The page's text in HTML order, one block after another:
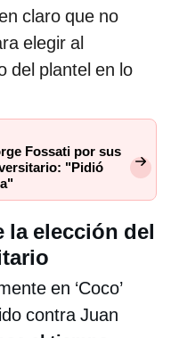
claro que no
elegir al
del plantel en lo
Fossati por sus
"Pidió
la elección del
en ‘Coco’
contra Juan